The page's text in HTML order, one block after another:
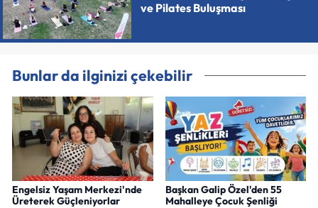
ve Pilates Buluşması
Bunlar da ilginizi çekebilir
Engelsiz Yaşam Merkezi'nde
Üreterek Güçleniyorlar
Başkan Galip Özel'den 55
Mahalleye Çocuk Şenliği